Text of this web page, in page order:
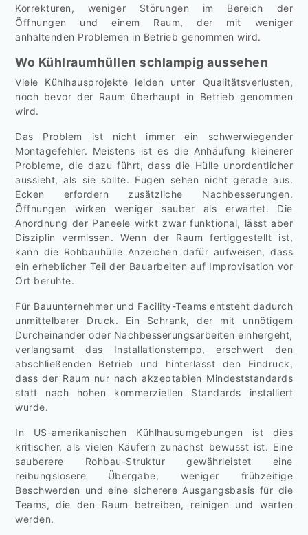
Korrekturen, weniger Störungen im Bereich der
Öffnungen und einem Raum, der mit weniger
anhaltenden Problemen in Betrieb genommen wird.
Wo Kühlraumhüllen schlampig aussehen
Viele Kühlhausprojekte leiden unter Qualitätsverlusten,
noch bevor der Raum überhaupt in Betrieb genommen
wird.
Das Problem ist nicht immer ein schwerwiegender
Montagefehler. Meistens ist es die Anhäufung kleinerer
Probleme, die dazu führt, dass die Hülle unordentlicher
aussieht, als sie sollte. Fugen sehen nicht gerade aus.
Ecken erfordern zusätzliche Nachbesserungen.
Öffnungen wirken weniger sauber als erwartet. Die
Anordnung der Paneele wirkt zwar funktional, lässt aber
Disziplin vermissen. Wenn der Raum fertiggestellt ist,
kann die Rohbauhülle Anzeichen dafür aufweisen, dass
ein erheblicher Teil der Bauarbeiten auf Improvisation vor
Ort beruhte.
Für Bauunternehmer und Facility-Teams entsteht dadurch
unmittelbarer Druck. Ein Schrank, der mit unnötigem
Durcheinander oder Nachbesserungsarbeiten einhergeht,
verlangsamt das Installationstempo, erschwert den
abschließenden Betrieb und hinterlässt den Eindruck,
dass der Raum nur nach akzeptablen Mindeststandards
statt nach hohen kommerziellen Standards installiert
wurde.
In US-amerikanischen Kühlhausumgebungen ist dies
kritischer, als vielen Käufern zunächst bewusst ist. Eine
sauberere Rohbau-Struktur gewährleistet eine
reibungslosere Übergabe, weniger frühzeitige
Beschwerden und eine sicherere Ausgangsbasis für die
Teams, die den Raum betreiben, reinigen und warten
werden.